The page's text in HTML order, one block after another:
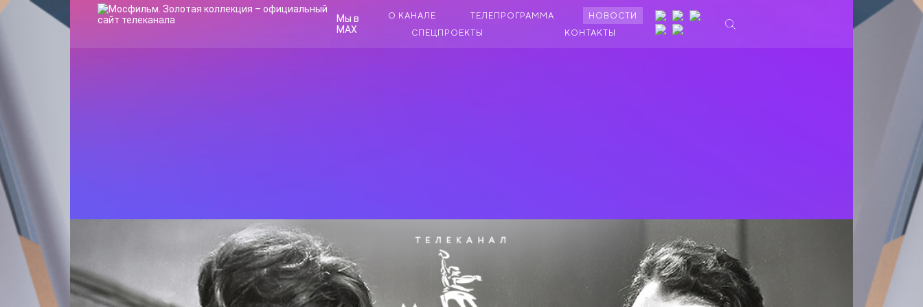
Мы в
MAX
О КАНАЛЕ ТЕЛЕПРОГРАММА
НОВОСТИ
СПЕЦПРОЕКТЫ
КОНТАКТЫ